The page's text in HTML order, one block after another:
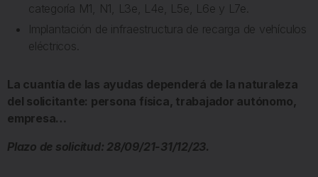
categoría M1, N1, L3e, L4e, L5e, L6e y L7e.
Implantación de infraestructura de recarga de vehículos
eléctricos.
La cuantía de las ayudas dependerá de la naturaleza
del solicitante: persona física, trabajador autónomo,
empresa…
Plazo de solicitud: 28/09/21-31/12/23.